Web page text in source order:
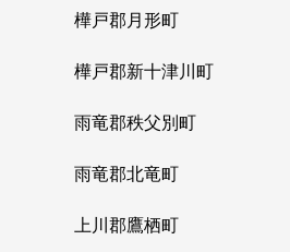
樺戸郡月形町
樺戸郡新十津川町
雨竜郡秩父別町
雨竜郡北竜町
上川郡鷹栖町